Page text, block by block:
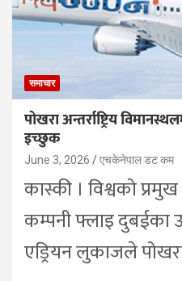
समाचार
पोखरा अन्तर्राष्ट्रिय
इच्छुक
June 3, 2026 एचकेनेपाल डट कम
कास्की । विश्वको
कम्पनी फ्लाइ दुबईका
एड्रियन लुकाजले